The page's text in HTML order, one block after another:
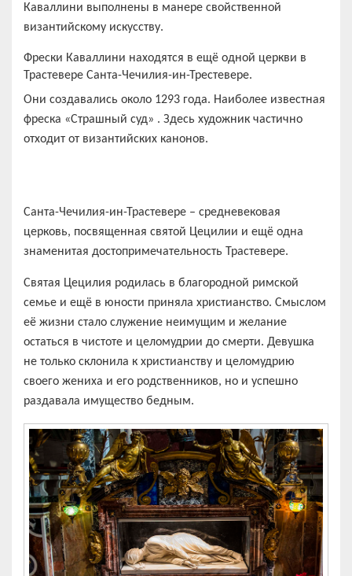
Каваллини выполнены в манере свойственной
византийскому искусству.
Фрески Каваллини находятся в ещё одной церкви в
Трастевере Санта-Чечилия-ин-Трестевере.
Они создавались около 1293 года. Наиболее известная
фреска «Страшный суд» . Здесь художник частично
отходит от византийских канонов.
Санта-Чечилия-ин-Трастевере – средневековая
церковь, посвященная святой Цецилии и ещё одна
знаменитая достопримечательность Трастевере.
Святая Цецилия родилась в благородной римской
семье и ещё в юности приняла христианство. Смыслом
её жизни стало служение неимущим и желание
остаться в чистоте и целомудрии до смерти. Девушка
не только склонила к христианству и целомудрию
своего жениха и его родственников, но и успешно
раздавала имущество бедным.